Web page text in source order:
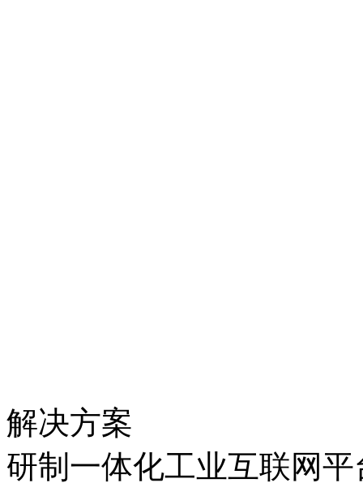
解决方案
研制一体化工业互联网平